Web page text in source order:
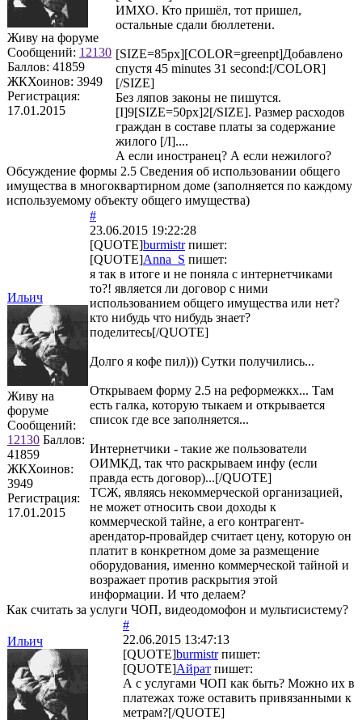
Живу на форуме
Сообщений: 12130
Баллов: 41859
ЖКХоинов: 3949
Регистрация:
17.01.2015
ИМХО. Кто пришёл, тот пришел,
остальные сдали бюллетени.
[SIZE=85px][COLOR=greenpt]Добавлено
спустя 45 minutes 31 second:[/COLOR]
[/SIZE]
Без ляпов законы не пишутся.
[I]9[SIZE=50px]2[/SIZE]. Размер расходов
граждан в составе платы за содержание
жилого [/I]....
А если иностранец? А если нежилого?
Обсуждение формы 2.5 Сведения об использовании общего
имущества в многоквартирном доме (заполняется по каждому
используемому объекту общего имущества)
Ильич
Живу на
форуме
Сообщений:
12130 Баллов:
41859
ЖКХоинов:
3949
Регистрация:
17.01.2015
#
23.06.2015 19:22:28
[QUOTE]burmistrпишет:
[QUOTE]Anna_S пишет:
я так в итоге и не поняла с интернетчиками
то?! является ли договор с ними
использованием общего имущества или нет?
кто нибудь что нибудь знает?
поделитесь[/QUOTE]
Долго я кофе пил))) Сутки получились...
Открываем форму 2.5 на реформежкх... Там
есть галка, которую тыкаем и открывается
список где все заполняется...
Интернетчики - такие же пользователи
ОИМКД, так что раскрываем инфу (если
правда есть договор)...[/QUOTE]
ТСЖ, являясь некоммерческой организацией,
не может относить свои доходы к
коммерческой тайне, а его контрагент-
арендатор-провайдер считает цену, которую он
платит в конкретном доме за размещение
оборудования, именно коммерческой тайной и
возражает против раскрытия этой
информации. И что делаем?
Как считать за услуги ЧОП, видеодомофон и мультисистему?
Ильич
#
22.06.2015 13:47:13
[QUOTE]burmistrпишет:
[QUOTE]Айрат пишет:
А с услугами ЧОП как быть? Можно их в
платежах тоже оставить привязанными к
метрам?[/QUOTE]